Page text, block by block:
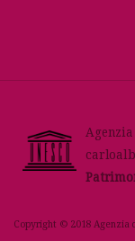
Copyright © 2018 Agenzia